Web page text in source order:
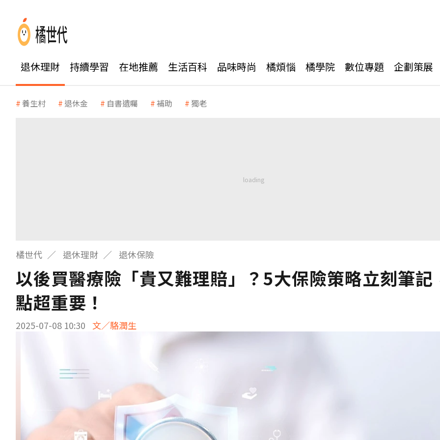
退休理財 持續學習 在地推薦 生活百科 品味時尚 橘煩惱 橘學院 數位專題 企劃策展
養生村 退休金 自書遺囑 補助 獨老
橘世代 退休理財 退休保險
以後買醫療險「貴又難理賠」？5大保險策略立刻筆記
點超重要！
2025-07-08 10:30 文／駱潤生